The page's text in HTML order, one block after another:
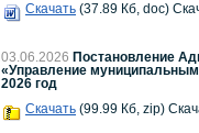
Скачать (37.89 Кб, doc)
03.06.2026 Постановление
«Управление
2026 год
Скачать (99.99 Кб, zip)